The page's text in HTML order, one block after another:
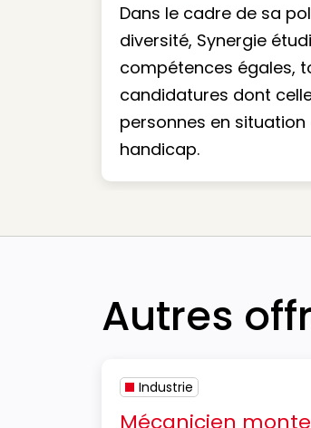
Dans le cadre de sa
diversité, Synergie
compétences égales,
candidatures dont
personnes en situation
handicap.
Autres
Industrie
Mécanicien